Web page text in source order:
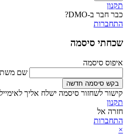
תקנון
כבר חבר ב-DMO?
התחברות
שכחתי סיסמה
איפוס סיסמה
שם
בקש סיסמה חדשה
קישור לשחזור סיסמה ישלח אליך לאימייל
תקנון
חזרה אל
התחברות
×